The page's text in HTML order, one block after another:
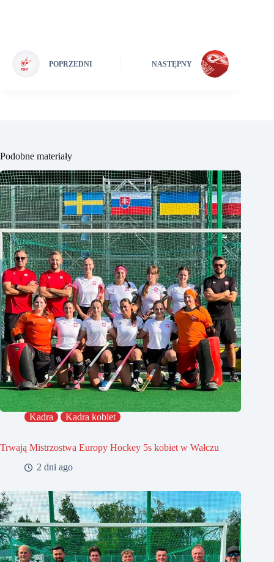
POPRZEDNI NASTĘPNY
Podobne materiały
Kadra Kadra kobiet
Trwają Mistrzostwa Europy Hockey 5s kobiet w Wałczu
2 dni ago